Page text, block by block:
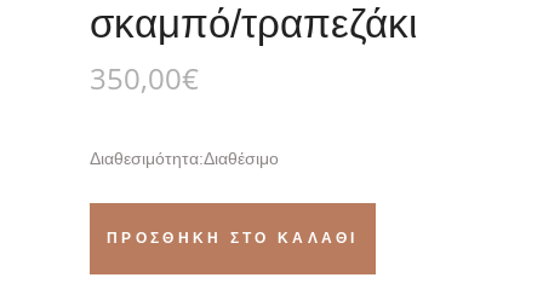
σκαμπό/τραπεζάκι
350,00€
Διαθεσιμότητα:Διαθέσιμο
Ξύλινο
ΠΡΟΣΘΉΚΗ ΣΤΟ ΚΑΛΆΘΙ